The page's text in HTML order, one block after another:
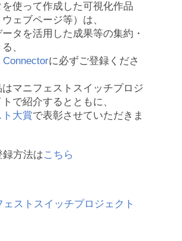
を使って作成した可視化作品
ウェブページ等）は、
タを活用した成果等の集約・
、
Connectorに必ずご登録くださ
マニフェストスイッチプロジ
で紹介するとともに、
大賞で表彰させていただきま
方法はこちら